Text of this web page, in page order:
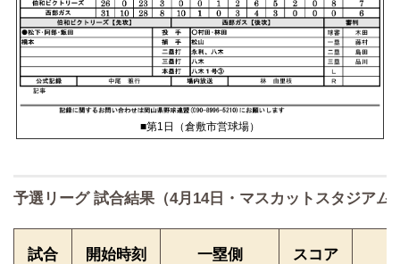
■第1日（倉敷市営球場）
予選リーグ 試合結果（4月14日・マスカットスタジアム
試合 開始時刻 一塁側 スコア